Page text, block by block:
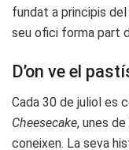
fundat a principis del
seu ofici forma part
D’on ve el
Cada 30 de juliol es
Cheesecake, unes
coneixen. La seva